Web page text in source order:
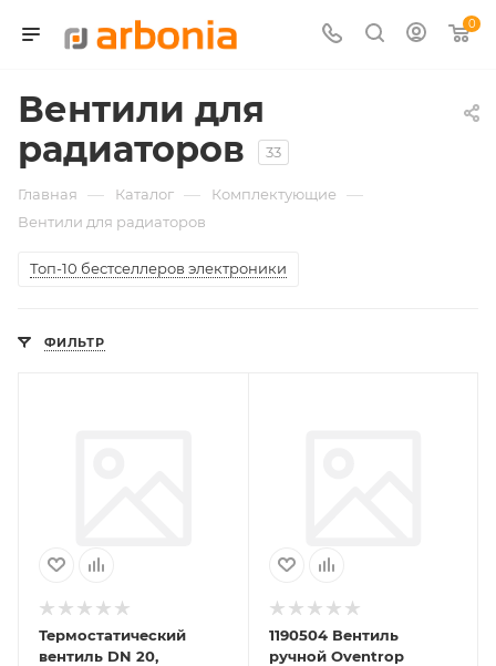
0
Вентили для
радиаторов
33
Главная — Каталог — Комплектующие —
Вентили для радиаторов
Топ-10 бестселлеров электроники
ФИЛЬТР
Термостатический
вентиль DN 20,
1190504 Вентиль
ручной Oventrop